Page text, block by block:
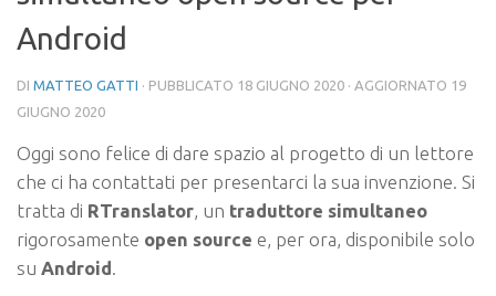
Android
DI MATTEO GATTI · PUBBLICATO 18 GIUGNO 2020 · AGGIORNATO 19
GIUGNO 2020
Oggi sono felice di dare spazio al progetto di un lettore
che ci ha contattati per presentarci la sua invenzione. Si
tratta di RTranslator, un traduttore simultaneo
rigorosamente open source e, per ora, disponibile solo
su Android.